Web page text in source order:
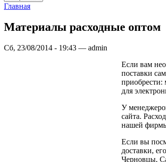
Главная
Материалы расходные оптом
Сб, 23/08/2014 - 19:43 — admin
Если вам
поставки
приобрести:
для
У
сайта.
нашей
Если вы
доставки,
Черновцы,